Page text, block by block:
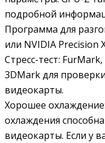
подробной
Программа для
или NVIDIA Precision
Стресс-тест:
3DMark для
видеокарты.
Хорошее
охлаждения
видеокарты. Если у